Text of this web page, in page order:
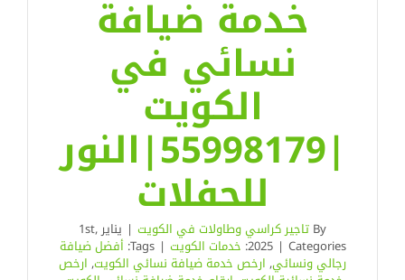
خدمة ضيافة
نسائي في
الكويت
|55998179|النور
للحفلات
By تاجير كراسي وطاولات في الكويت | يناير 1st,
2025 | Categories: خدمات الكويت |
Tags: أفضل ضيافة
رجالي ونسائي, ارخص خدمة ضيافة نسائي الكويت, ارخص